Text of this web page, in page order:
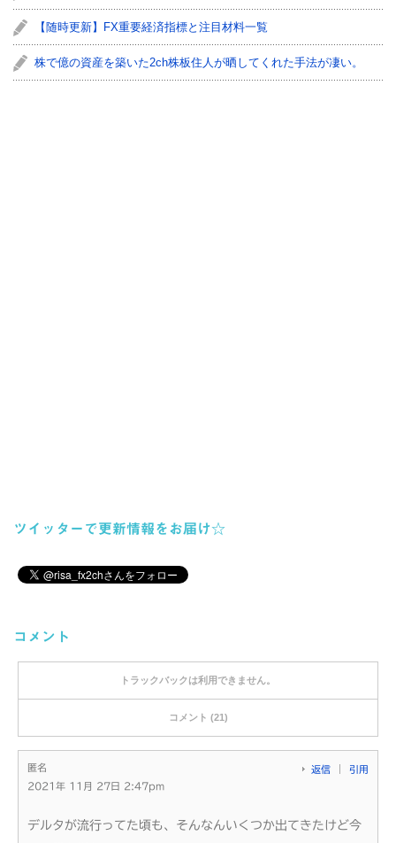
【随時更新】FX重要経済指標と注目材料一覧
株で億の資産を築いた2ch株板住人が晒してくれた手法が凄い。
ツイッターで更新情報をお届け☆
コメント
トラックバックは利用できません。
コメント (21)
匿名
2021年 11月 27日 2:47pm
返信 引用
デルタが流行ってた頃も、そんなんいくつか出てきたけど今